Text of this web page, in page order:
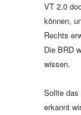
VT 2.0
können,
Rechts
Die BRD
wissen.
Sollte das
erkannt